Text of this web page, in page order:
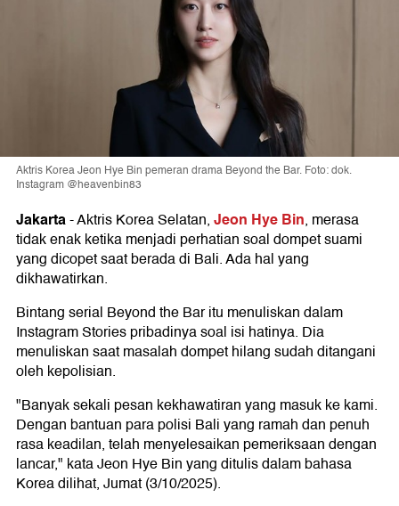
Aktris Korea Jeon Hye Bin pemeran drama Beyond the Bar. Foto: dok.
Instagram @heavenbin83
Jakarta-Aktris Korea Selatan,Jeon Hye Bin, merasa
tidak enak ketika menjadi perhatian soal dompet suami
yang dicopet saat berada di Bali. Ada hal yang
dikhawatirkan.
Bintang serial Beyond the Bar itu menuliskan dalam
Instagram Stories pribadinya soal isi hatinya. Dia
menuliskan saat masalah dompet hilang sudah ditangani
oleh kepolisian.
"Banyak sekali pesan kekhawatiran yang masuk ke kami.
Dengan bantuan para polisi Bali yang ramah dan penuh
rasa keadilan, telah menyelesaikan pemeriksaan dengan
lancar," kata Jeon Hye Bin yang ditulis dalam bahasa
Korea dilihat, Jumat (3/10/2025).